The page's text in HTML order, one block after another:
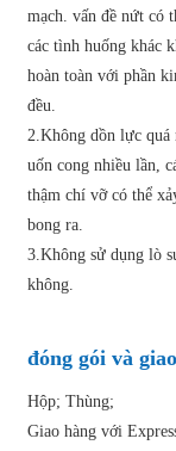
mạch. vấn đề nứt có
các tình huống khác
hoàn toàn với phần
đều.
2.Không dồn lực
uốn cong nhiều lần,
thậm chí vỡ có thể
bong ra.
3.Không sử dụng lò
không.
đóng gói và
Hộp; Thùng;
Giao hàng với